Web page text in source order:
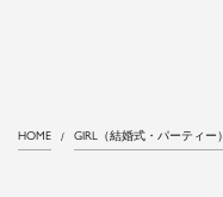
HOME GIRL（結婚式・パーティー）